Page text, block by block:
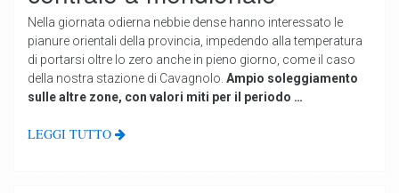
Nella giornata odierna nebbie dense hanno interessato le
pianure orientali della provincia, impedendo alla temperatura
di portarsi oltre lo zero anche in pieno giorno, come il caso
della nostra stazione di Cavagnolo. Ampio soleggiamento
sulle altre zone, con valori miti per il periodo …
LEGGI TUTTO